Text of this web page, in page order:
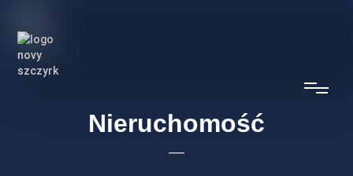
Nieruchomość
—